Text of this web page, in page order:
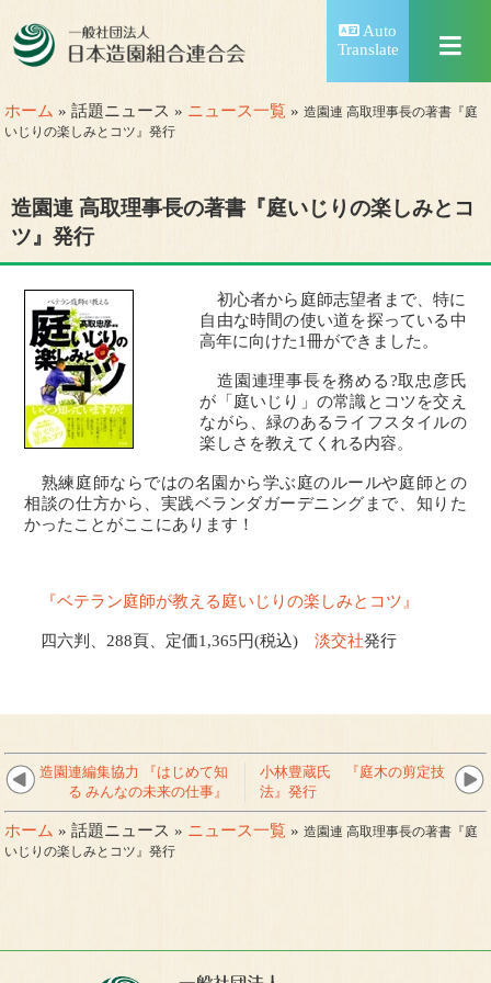
Auto
Translate
ホーム » 話題ニュース » ニュース一覧 »造園連 高取理事長の著書『庭
いじりの楽しみとコツ』発行
造園連 高取理事長の著書『庭いじりの楽しみとコ
ツ』発行
初心者から庭師志望者まで、特に
自由な時間の使い道を探っている中
高年に向けた1冊ができました。
造園連理事長を務める?取忠彦氏
が「庭いじり」の常識とコツを交え
ながら、緑のあるライフスタイルの
楽しさを教えてくれる内容。
熟練庭師ならではの名園から学ぶ庭のルールや庭師との
相談の仕方から、実践ベランダガーデニングまで、知りた
かったことがここにあります！
『ベテラン庭師が教える庭いじりの楽しみとコツ』
四六判、288頁、定価1,365円(税込)淡交社発行
造園連編集協力 『はじめて知
る みんなの未来の仕事』
小林豊蔵氏 『庭木の剪定技
法』発行
ホーム » 話題ニュース » ニュース一覧 »造園連 高取理事長の著書『庭
いじりの楽しみとコツ』発行